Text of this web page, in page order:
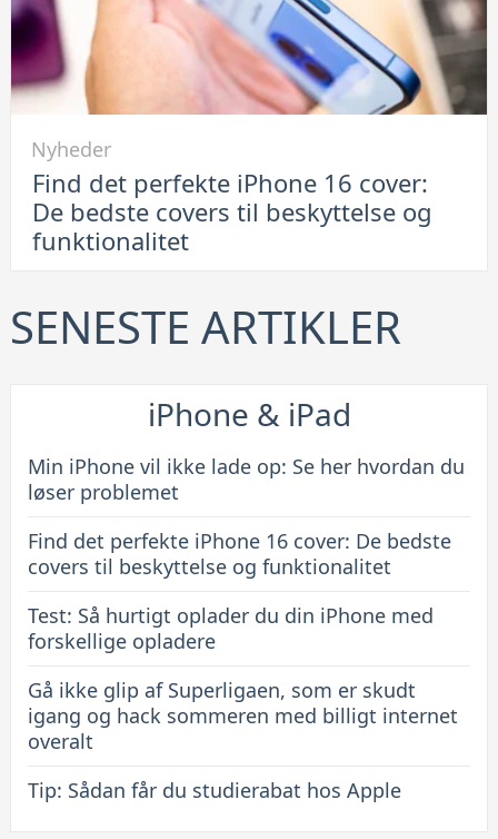
en
smart
løsning
Find
det
perfekte
16
cover:
til
beskyttelse
funktionalitet
Nyheder
Find det perfekte iPhone 16 cover:
De bedste covers til beskyttelse og
funktionalitet
SENESTE ARTIKLER
iPhone & iPad
Min iPhone vil ikke lade op: Se her hvordan du
løser problemet
Find det perfekte iPhone 16 cover: De bedste
covers til beskyttelse og funktionalitet
Test: Så hurtigt oplader du din iPhone med
forskellige opladere
Gå ikke glip af Superligaen, som er skudt
igang og hack sommeren med billigt internet
overalt
Tip: Sådan får du studierabat hos Apple